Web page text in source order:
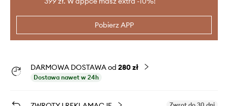
Pobierz APP
DARMOWA DOSTAWA od 280 zł
Dostawa nawet w 24h